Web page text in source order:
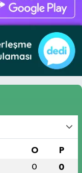
O P
0 0